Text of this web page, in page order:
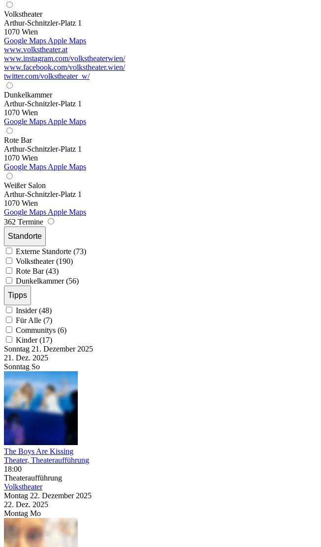
Volkstheater
Arthur-Schnitzler-Platz 1
1070 Wien
Google Maps Apple Maps
www.volkstheater.at
www.instagram.com/volkstheaterwien/
www.facebook.com/volkstheater.wien/
twitter.com/volkstheater_w/
Dunkelkammer
Arthur-Schnitzler-Platz 1
1070 Wien
Google Maps Apple Maps
Rote Bar
Arthur-Schnitzler-Platz 1
1070 Wien
Google Maps Apple Maps
Weißer Salon
Arthur-Schnitzler-Platz 1
1070 Wien
Google Maps Apple Maps
362 Termine
Standorte
Externe Standorte (73)
Volkstheater (190)
Rote Bar (43)
Dunkelkammer (56)
Tipps
Insider (48)
Für Alle (7)
Communitys (6)
Kinder (17)
Sonntag 21. Dezember 2025
21. Dez. 2025
Sonntag So
The Boys Are Kissing
Theater, Theateraufführung
18:00
Theateraufführung
Volkstheater
Montag 22. Dezember 2025
22. Dez. 2025
Montag Mo